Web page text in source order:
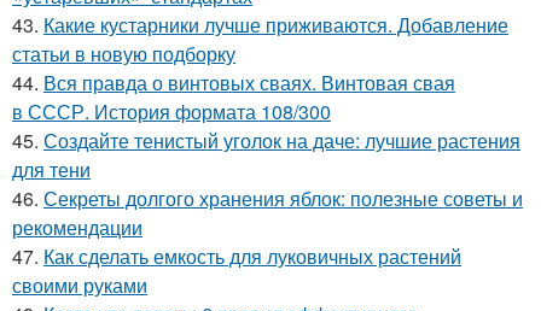
43. Какие кустарники лучше приживаются. Добавление
статьи в новую подборку
44. Вся правда о винтовых сваях. Винтовая свая
в СССР. История формата 108/300
45. Создайте тенистый уголок на даче: лучшие растения
для тени
46. Секреты долгого хранения яблок: полезные советы и
рекомендации
47. Как сделать емкость для луковичных растений
своими руками